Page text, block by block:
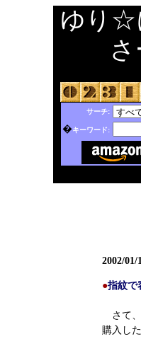
ゆり☆
さ
サーチ:
�キーワード:
2002/01/
●指紋で
さて、
購入し